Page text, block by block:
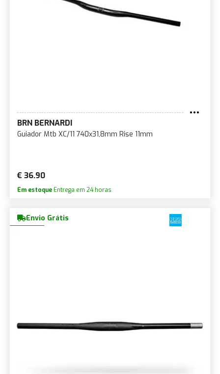
BRN BERNARDI
Guiador Mtb XC/11 740x31,8mm Rise 11mm
€ 36.90
Em estoque Entrega em 24 horas
Envio Grátis